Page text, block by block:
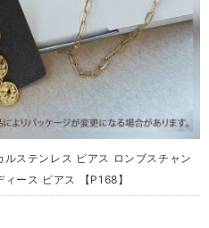
ステンレス ピアス ロンブスチャン
ース ピアス 【P168】